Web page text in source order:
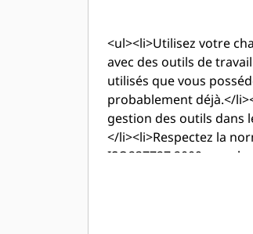
<ul><li>Utilisez votre
avec des outils de
utilisés que vous
probablement déjà.</
gestion des outils dans
</li><li>Respectez la
ISO237727:2009 pour